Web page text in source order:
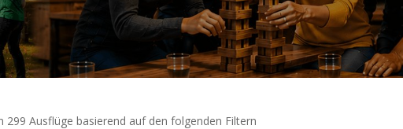
299 Ausflüge basierend auf den folgenden Filtern